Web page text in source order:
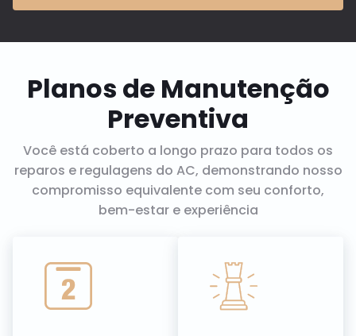
Planos de Manutenção
Preventiva
Você está coberto a longo prazo para todos os
reparos e regulagens do AC, demonstrando nosso
compromisso equivalente com seu conforto,
bem-estar e experiência